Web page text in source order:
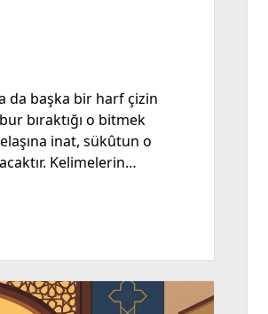
da başka bir harf çizin
bıraktığı o bitmek
inat, sükûtun o
Kelimelerin…